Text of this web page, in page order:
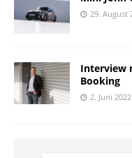
29. August
Interview
Booking
2. Juni 2022